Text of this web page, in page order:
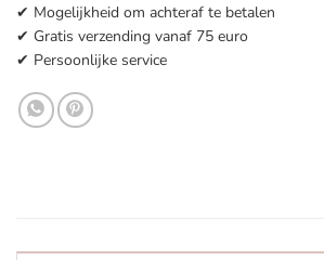
✔ Mogelijkheid om achteraf te betalen
✔ Gratis verzending vanaf 75 euro
✔ Persoonlijke service